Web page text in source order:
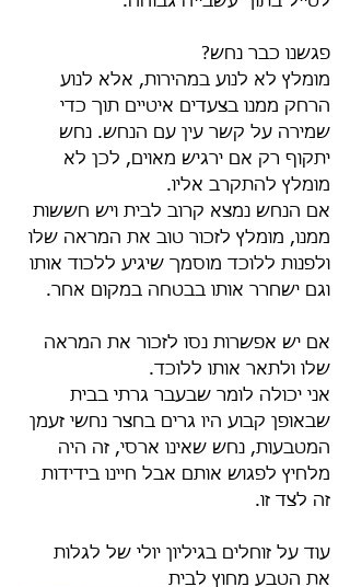
פגשנו כבר נחש?
מומלץ לא לנוע במהירות, אלא לנוע
הרחק ממנו בצעדים איטיים תוך כדי
שמירה על קשר עין עם הנחש. נחש
יתקוף רק אם ירגיש מאוים, לכן לא
מומלץ להתקרב אליו.
אם הנחש נמצא קרוב לבית ויש חששות
ממנו, מומלץ לזכור טוב את המראה שלו
ולפנות ללוכד מוסמך שיגיע ללכוד אותו
וגם ישחרר אותו בבטחה במקום אחר.
אם יש אפשרות נסו לזכור את המראה
שלו ולתאר אותו ללוכד.
אני יכולה לומר שבעבר גרתי בבית
שבאופן קבוע היו גרים בחצר נחשי זעמן
המטבעות, נחש שאינו ארסי, זה היה
מלחיץ לפגוש אותם אבל חיינו בידידות
זה לצד זו.
עוד על זוחלים בגיליון יולי של לגלות
את הטבע מחוץ לבית